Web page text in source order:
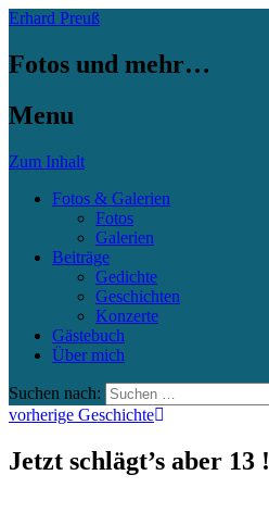
Erhard Preuß
Fotos und mehr…
Menu
Zum Inhalt
Fotos & Galerien
Fotos
Galerien
Beiträge
Gedichte
Geschichten
Konzerte
Gästebuch
Über mich
Suchen nach:
vorherige Geschichte
Jetzt schlägt’s aber 13 !